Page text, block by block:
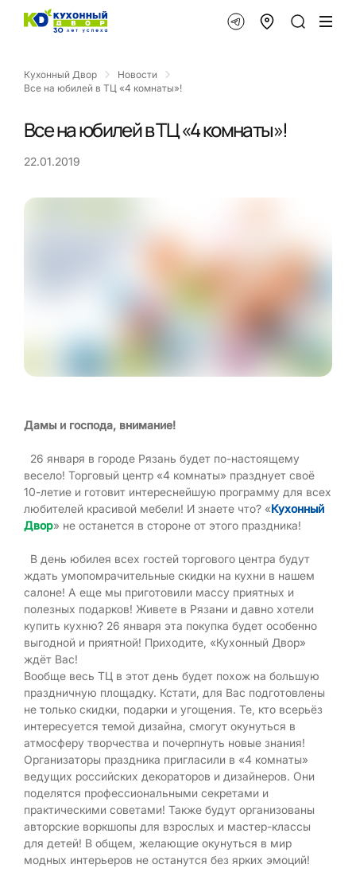
Кухонный Двор
Новости
Все на юбилей в ТЦ «4 комнаты»!
Все на юбилей в ТЦ «4 комнаты»!
22.01.2019
Дамы и господа, внимание!
26 января в городе Рязань будет по-настоящему
весело! Торговый центр «4 комнаты» празднует своё
10-летие и готовит интереснейшую программу для всех
любителей красивой мебели! И знаете что? «Кухонный
Двор» не останется в стороне от этого праздника!
В день юбилея всех гостей торгового центра будут
ждать умопомрачительные скидки на кухни в нашем
салоне! А еще мы приготовили массу приятных и
полезных подарков! Живете в Рязани и давно хотели
купить кухню? 26 января эта покупка будет особенно
выгодной и приятной! Приходите, «Кухонный Двор»
ждёт Вас!
Вообще весь ТЦ в этот день будет похож на большую
праздничную площадку. Кстати, для Вас подготовлены
не только скидки, подарки и угощения. Те, кто всерьёз
интересуется темой дизайна, смогут окунуться в
атмосферу творчества и почерпнуть новые знания!
Организаторы праздника пригласили в «4 комнаты»
ведущих российских декораторов и дизайнеров. Они
поделятся профессиональными секретами и
практическими советами! Также будут организованы
авторские воркшопы для взрослых и мастер-классы
для детей! В общем, желающие окунуться в мир
модных интерьеров не останутся без ярких эмоций!